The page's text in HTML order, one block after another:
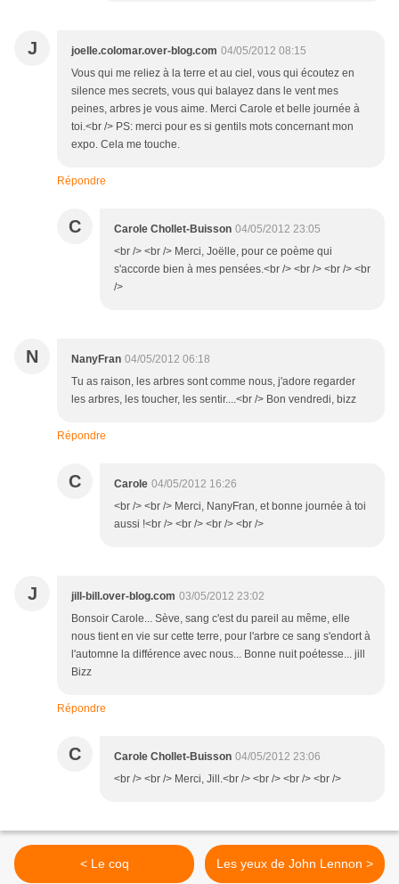
J joelle.colomar.over-blog.com 04/05/2012 08:15
Vous qui me reliez à la terre et au ciel, vous qui écoutez en
silence mes secrets, vous qui balayez dans le vent mes
peines, arbres je vous aime. Merci Carole et belle journée à
toi.<br /> PS: merci pour es si gentils mots concernant mon
expo. Cela me touche.
Répondre
C Carole Chollet-Buisson 04/05/2012 23:05
<br /> <br /> Merci, Joëlle, pour ce poème qui
s'accorde bien à mes pensées.<br /> <br /> <br /> <br
/>
N NanyFran 04/05/2012 06:18
Tu as raison, les arbres sont comme nous, j'adore regarder
les arbres, les toucher, les sentir....<br /> Bon vendredi, bizz
Répondre
C Carole 04/05/2012 16:26
<br /> <br /> Merci, NanyFran, et bonne journée à toi
aussi !<br /> <br /> <br /> <br />
J jill-bill.over-blog.com 03/05/2012 23:02
Bonsoir Carole... Sève, sang c'est du pareil au même, elle
nous tient en vie sur cette terre, pour l'arbre ce sang s'endort à
l'automne la différence avec nous... Bonne nuit poétesse... jill
Bizz
Répondre
C Carole Chollet-Buisson 04/05/2012 23:06
<br /> <br /> Merci, Jill.<br /> <br /> <br /> <br />
< Le coq Les yeux de John Lennon >